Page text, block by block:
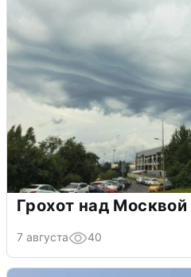
Грохот над
7 августа 40